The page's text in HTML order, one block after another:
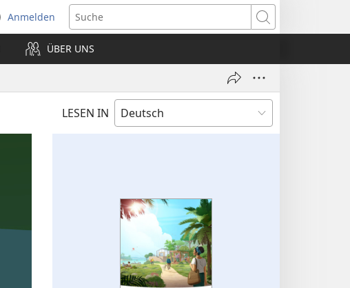
Anmelden
(öffnet
neues
Fenster)
Suche
ÜBER UNS
LESEN IN